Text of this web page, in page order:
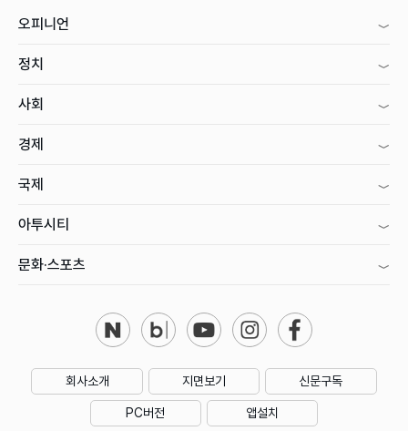
오피니언
정치
사회
경제
국제
아투시티
문화·스포츠
회사소개 지면보기 신문구독
PC버전 앱설치